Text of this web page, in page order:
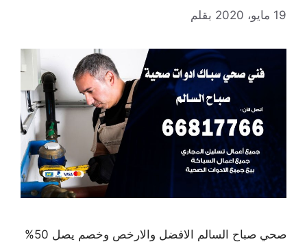
19 مايو، 2020 بقلم
صحي صباح السالم الافضل والارخص وخصم يصل 50%